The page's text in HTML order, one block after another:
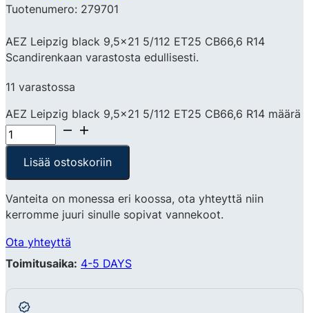
Tuotenumero: 279701
AEZ Leipzig black 9,5×21 5/112 ET25 CB66,6 R14
Scandirenkaan varastosta edullisesti.
11 varastossa
AEZ Leipzig black 9,5x21 5/112 ET25 CB66,6 R14 määrä
Lisää ostoskoriin
Vanteita on monessa eri koossa, ota yhteyttä niin
kerromme juuri sinulle sopivat vannekoot.
Ota yhteyttä
Toimitusaika: 4-5 DAYS